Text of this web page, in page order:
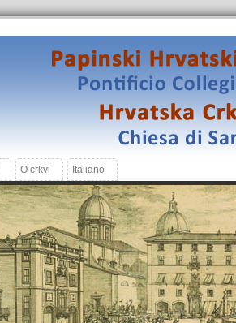
O crkvi Italiano